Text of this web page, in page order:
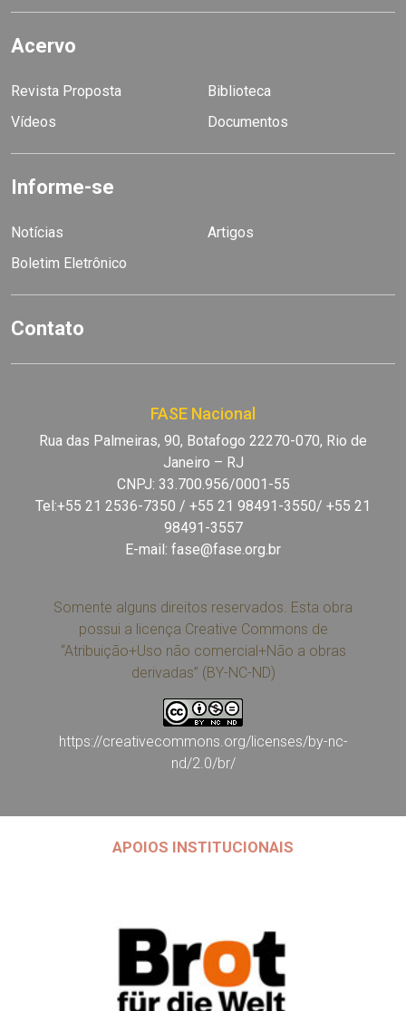
Acervo
Revista Proposta
Biblioteca
Vídeos
Documentos
Informe-se
Notícias
Artigos
Boletim Eletrônico
Contato
FASE Nacional
Rua das Palmeiras, 90, Botafogo 22270-070, Rio de
Janeiro – RJ
CNPJ: 33.700.956/0001-55
Tel:+55 21 2536-7350 / +55 21 98491-3550/ +55 21
98491-3557
E-mail: fase@fase.org.br
Somente alguns direitos reservados. Esta obra
possui a licença Creative Commons de
“Atribuição+Uso não comercial+Não a obras
derivadas” (BY-NC-ND)
https://creativecommons.org/licenses/by-nc-
nd/2.0/br/
APOIOS INSTITUCIONAIS